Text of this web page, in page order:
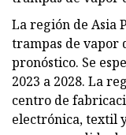
La región de Asia
trampas de vapor
pronóstico. Se
2023 a 2028. La
centro de
electrónica, textil